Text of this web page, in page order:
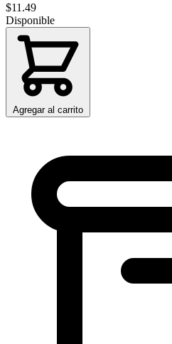
$11.49
Disponible
Agregar al carrito